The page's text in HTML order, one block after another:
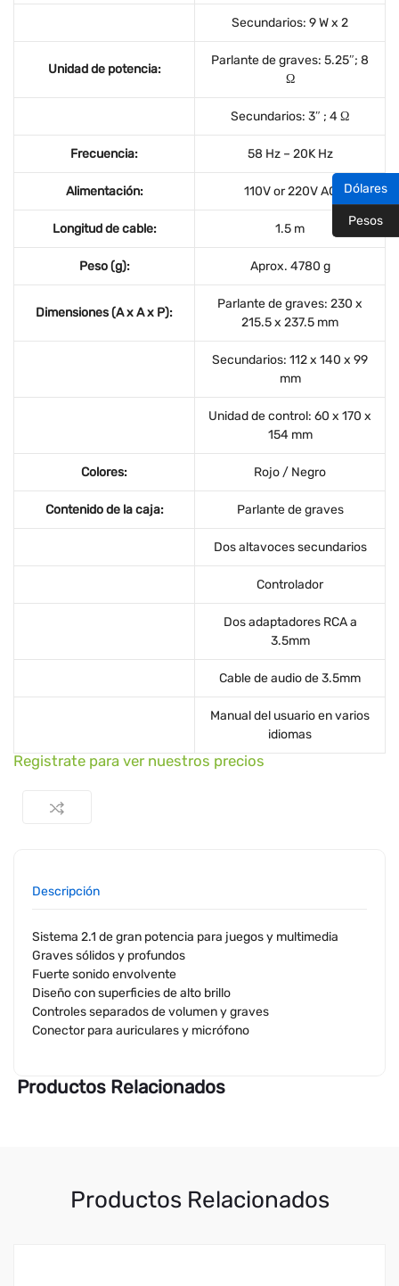
Secundarios: 9 W x 2
Unidad de potencia:
Parlante de graves: 5.25″; 8
Ω
Secundarios: 3″ ; 4 Ω
Frecuencia: 58 Hz – 20K Hz
Alimentación: 110V or 220V AC
Longitud de cable: 1.5 m
Peso (g): Aprox. 4780 g
Dimensiones (A x A x P):
Parlante de graves: 230 x
215.5 x 237.5 mm
Secundarios: 112 x 140 x 99
mm
Unidad de control: 60 x 170 x
154 mm
Colores: Rojo / Negro
Contenido de la caja: Parlante de graves
Dos altavoces secundarios
Controlador
Dos adaptadores RCA a
3.5mm
Cable de audio de 3.5mm
Manual del usuario en varios
idiomas
Registrate para ver nuestros precios
Descripción
Sistema 2.1 de gran potencia para juegos y multimedia
Graves sólidos y profundos
Fuerte sonido envolvente
Diseño con superficies de alto brillo
Controles separados de volumen y graves
Conector para auriculares y micrófono
Productos Relacionados
Productos Relacionados
Dólares
Pesos